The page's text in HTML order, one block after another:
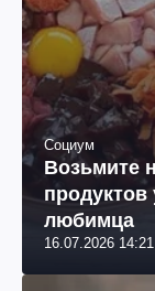
Социум
Возьмите
любимца
16.07.2026 14:21